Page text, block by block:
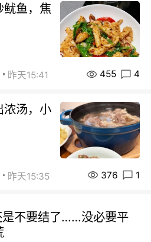
鱿鱼，焦
昨天15:41 455 4
浓汤，小
昨天15:35 376 1
不要结了……没必要平